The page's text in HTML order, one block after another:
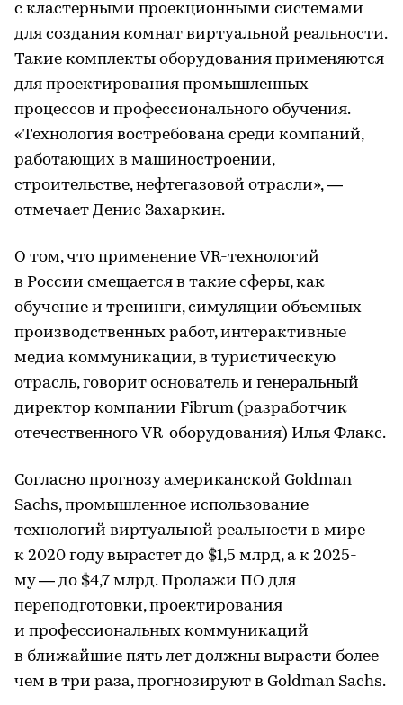
с кластерными проекционными системами
для создания комнат виртуальной реальности.
Такие комплекты оборудования применяются
для проектирования промышленных
процессов и профессионального обучения.
«Технология востребована среди компаний,
работающих в машиностроении,
строительстве, нефтегазовой отрасли», —
отмечает Денис Захаркин.
О том, что применение VR-технологий
в России смещается в такие сферы, как
обучение и тренинги, симуляции объемных
производственных работ, интерактивные
медиа коммуникации, в туристическую
отрасль, говорит основатель и генеральный
директор компании Fibrum (разработчик
отечественного VR-оборудования) Илья Флакс.
Согласно прогнозу американской Goldman
Sachs, промышленное использование
технологий виртуальной реальности в мире
к 2020 году вырастет до $1,5 млрд, а к 2025-
му — до $4,7 млрд. Продажи ПО для
переподготовки, проектирования
и профессиональных коммуникаций
в ближайшие пять лет должны вырасти более
чем в три раза, прогнозируют в Goldman Sachs.